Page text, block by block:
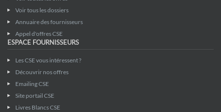
Voir tous les dossiers
Annuaire des fournisseurs
Appel d'offres CSE
ESPACE FOURNISSEURS
Les CSE vous intéressent ?
Découvrir nos offres
Emailing CSE
Site portail CSE
Livres Blancs CSE